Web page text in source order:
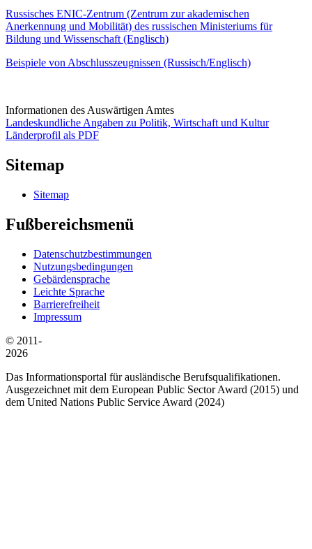
Russisches ENIC-Zentrum (Zentrum zur akademischen
Anerkennung und Mobilität) des russischen Ministeriums für
Bildung und Wissenschaft (Englisch)
Beispiele von Abschlusszeugnissen (Russisch/Englisch)
Informationen des Auswärtigen Amtes
Landeskundliche Angaben zu Politik, Wirtschaft und Kultur
Länderprofil als PDF
Sitemap
Sitemap
Fußbereichsmenü
Datenschutzbestimmungen
Nutzungsbedingungen
Gebärdensprache
Leichte Sprache
Barrierefreiheit
Impressum
© 2011-
2026
Das Informationsportal für ausländische Berufsqualifikationen.
Ausgezeichnet mit dem European Public Sector Award (2015) und
dem United Nations Public Service Award (2024)